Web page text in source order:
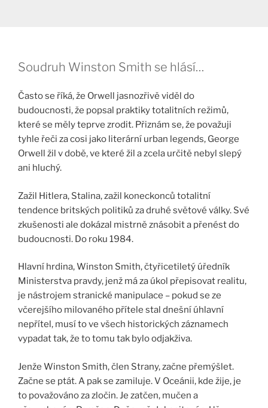
Soudruh Winston Smith se hlásí…
Často se říká, že Orwell jasnozřivě viděl do
budoucnosti, že popsal praktiky totalitních režimů,
které se měly teprve zrodit. Přiznám se, že považuji
tyhle řeči za cosi jako literární urban legends, George
Orwell žil v době, ve které žil a zcela určitě nebyl slepý
ani hluchý.
Zažil Hitlera, Stalina, zažil koneckonců totalitní
tendence britských politiků za druhé světové války. Své
zkušenosti ale dokázal mistrně znásobit a přenést do
budoucnosti. Do roku 1984.
Hlavní hrdina, Winston Smith, čtyřicetiletý úředník
Ministerstva pravdy, jenž má za úkol přepisovat realitu,
je nástrojem stranické manipulace – pokud se ze
včerejšího milovaného přítele stal dnešní úhlavní
nepřítel, musí to ve všech historických záznamech
vypadat tak, že to tomu tak bylo odjakživa.
Jenže Winston Smith, člen Strany, začne přemýšlet.
Začne se ptát. A pak se zamiluje. V Oceánii, kde žije, je
to považováno za zločin. Je zatčen, mučen a